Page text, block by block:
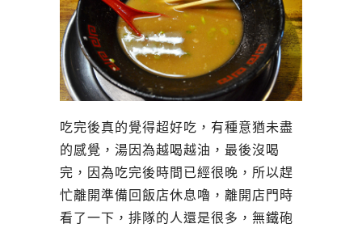
吃完後真的覺得超好吃，有種意猶未盡
的感覺，湯因為越喝越油，最後沒喝
完，因為吃完後時間已經很晚，所以趕
忙離開準備回飯店休息嚕，離開店門時
看了一下，排隊的人還是很多，無鐵砲